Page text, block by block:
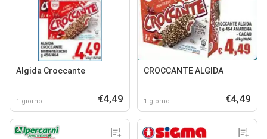
Algida Croccante
1 giorno €4,49
CROCCANTE ALGIDA
1 giorno €4,49